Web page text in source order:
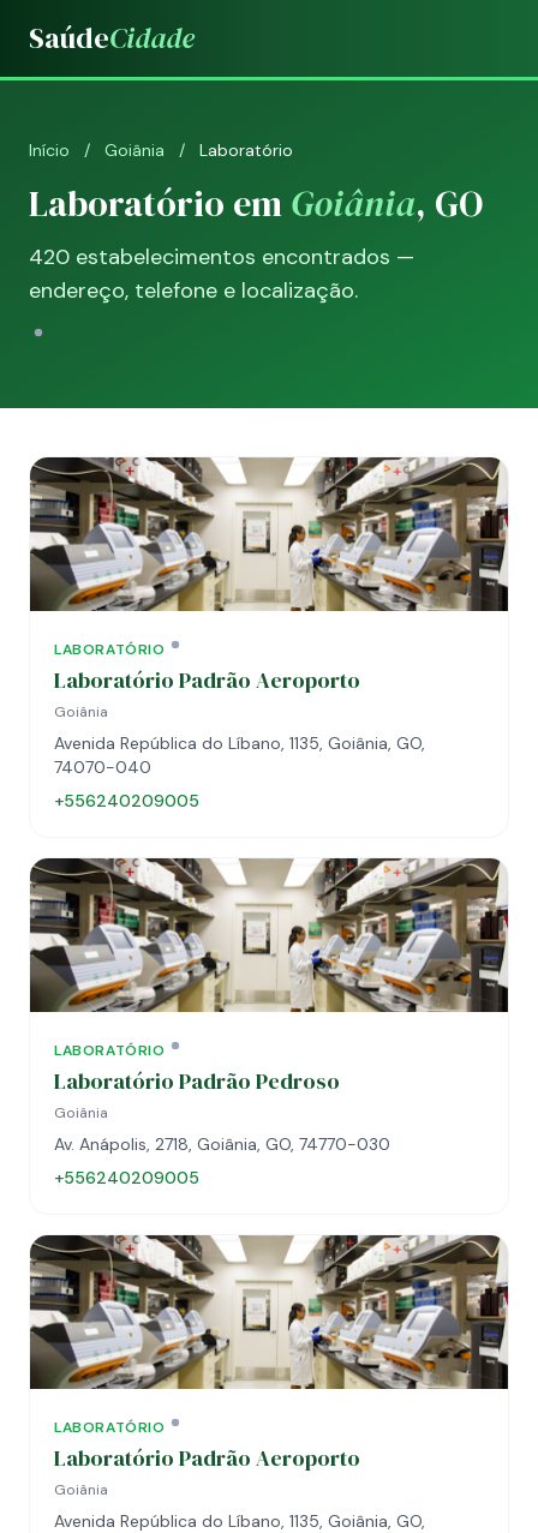
SaúdeCidade
Início / Goiânia / Laboratório
Laboratório emGoiânia, GO
420 estabelecimentos encontrados —
endereço, telefone e localização.
LABORATÓRIO
Laboratório Padrão Aeroporto
Goiânia
Avenida República do Líbano, 1135, Goiânia, GO,
74070-040
+556240209005
LABORATÓRIO
Laboratório Padrão Pedroso
Goiânia
Av. Anápolis, 2718, Goiânia, GO, 74770-030
+556240209005
LABORATÓRIO
Laboratório Padrão Aeroporto
Goiânia
Avenida República do Líbano, 1135, Goiânia, GO,